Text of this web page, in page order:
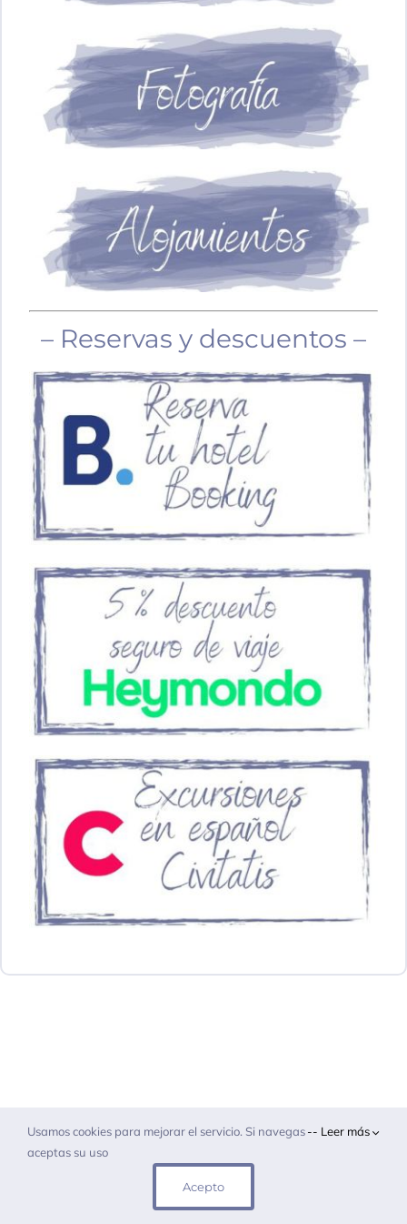
– Reservas y descuentos –
Aviso legal y cookies| Copyright 2015-2026
Fotografiando Viajes | Todos los derechos
Usamos cookies para mejorar el servicio. Si navegas
aceptas su uso
-- Leer más
Acepto